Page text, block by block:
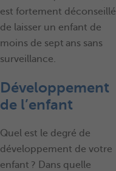
est fortement déconseillé
de laisser un enfant de
moins de sept ans sans
surveillance.
Développement
de l’enfant
Quel est le degré de
développement de votre
enfant ? Dans quelle